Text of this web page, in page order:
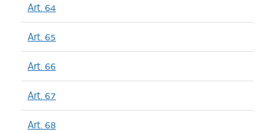
Art. 64
Art. 65
Art. 66
Art. 67
Art. 68